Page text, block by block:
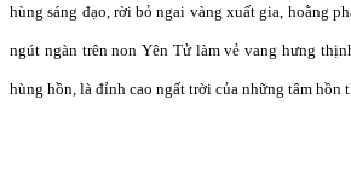
hùng sáng đạo, rời bỏ ngai vàng xuất gia, hoằng
ngút ngàn trên non Yên Tử làm vẻ vang hưng
hùng hồn, là đỉnh cao ngất trời của những tâm hồn